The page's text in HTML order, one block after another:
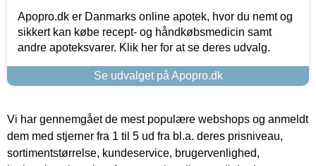
Apopro.dk er Danmarks online apotek, hvor du nemt og
sikkert kan købe recept- og håndkøbsmedicin samt
andre apoteksvarer. Klik her for at se deres udvalg.
Se udvalget på Apopro.dk
Vi har gennemgået de mest populære webshops og anmeldt
dem med stjerner fra 1 til 5 ud fra bl.a. deres prisniveau,
sortimentstørrelse, kundeservice, brugervenlighed,